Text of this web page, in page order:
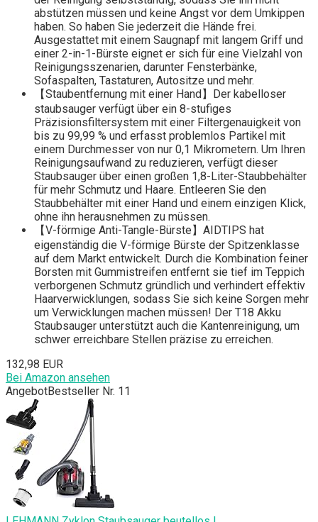
abstützen müssen und keine Angst vor dem Umkippen
haben. So haben Sie jederzeit die Hände frei.
Ausgestattet mit einem Saugnapf mit langem Griff und
einer 2-in-1-Bürste eignet er sich für eine Vielzahl von
Reinigungsszenarien, darunter Fensterbänke,
Sofaspalten, Tastaturen, Autositze und mehr.
【Staubentfernung mit einer Hand】Der kabelloser
staubsauger verfügt über ein 8-stufiges
Präzisionsfiltersystem mit einer Filtergenauigkeit von
bis zu 99,99 % und erfasst problemlos Partikel mit
einem Durchmesser von nur 0,1 Mikrometern. Um Ihren
Reinigungsaufwand zu reduzieren, verfügt dieser
Staubsauger über einen großen 1,8-Liter-Staubbehälter
für mehr Schmutz und Haare. Entleeren Sie den
Staubbehälter mit einer Hand und einem einzigen Klick,
ohne ihn herausnehmen zu müssen.
【V-förmige Anti-Tangle-Bürste】AIDTIPS hat
eigenständig die V-förmige Bürste der Spitzenklasse
auf dem Markt entwickelt. Durch die Kombination feiner
Borsten mit Gummistreifen entfernt sie tief im Teppich
verborgenen Schmutz gründlich und verhindert effektiv
Haarverwicklungen, sodass Sie sich keine Sorgen mehr
um Verwicklungen machen müssen! Der T18 Akku
Staubsauger unterstützt auch die Kantenreinigung, um
schwer erreichbare Stellen präzise zu erreichen.
132,98 EUR
Bei Amazon ansehen
AngebotBestseller Nr. 11